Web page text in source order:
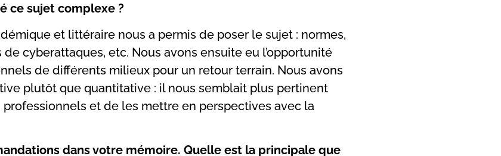
ce sujet complexe ?
et littéraire nous a permis de poser le sujet : normes,
cyberattaques, etc. Nous avons ensuite eu l’opportunité
de différents milieux pour un retour terrain. Nous avons
plutôt que quantitative : il nous semblait plus pertinent
professionnels et de les mettre en perspectives avec la
dans votre mémoire. Quelle est la principale que